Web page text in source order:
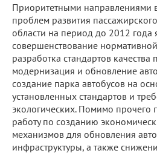
Приоритетными направлениями
проблем развития
области на период до 2012 года
совершенствование
разработка стандартов качества
модернизация и обновление
создание парка автобусов на
установленных стандартов и
экологических. Помимо прочего
работу по созданию
механизмов для обновления
инфраструктуры, а также